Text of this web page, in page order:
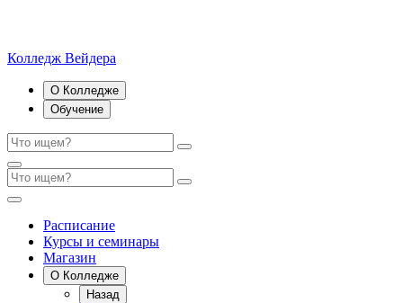
Колледж Вейдера
О Колледже
Обучение
Расписание
Курсы и семинары
Магазин
О Колледже
Назад